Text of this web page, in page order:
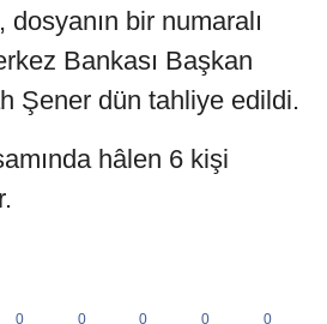
dosyanın bir numaralı
Bankası Başkan
Şener dün tahliye edildi.
hâlen 6 kişi